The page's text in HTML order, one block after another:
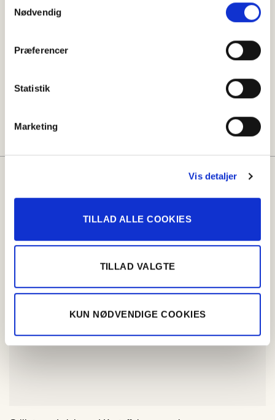
Nødvendig
Præferencer
Statistik
Marketing
Vis detaljer
TILLAD ALLE COOKIES
TILLAD VALGTE
KUN NØDVENDIGE COOKIES
Måske vil du også kunne lide: